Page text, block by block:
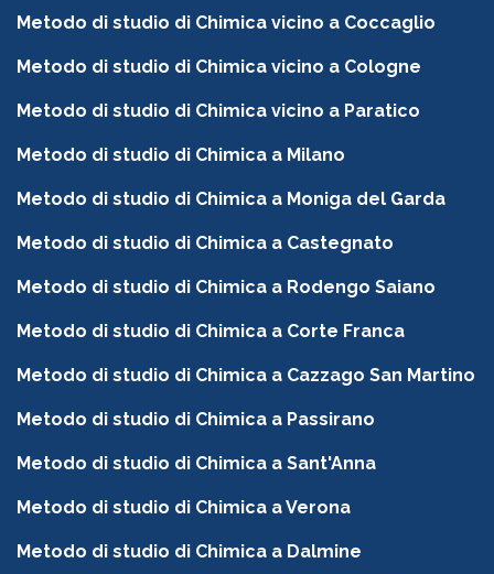
Metodo di studio di Chimica vicino a Coccaglio
Metodo di studio di Chimica vicino a Cologne
Metodo di studio di Chimica vicino a Paratico
Metodo di studio di Chimica a Milano
Metodo di studio di Chimica a Moniga del Garda
Metodo di studio di Chimica a Castegnato
Metodo di studio di Chimica a Rodengo Saiano
Metodo di studio di Chimica a Corte Franca
Metodo di studio di Chimica a Cazzago San Martino
Metodo di studio di Chimica a Passirano
Metodo di studio di Chimica a Sant'Anna
Metodo di studio di Chimica a Verona
Metodo di studio di Chimica a Dalmine